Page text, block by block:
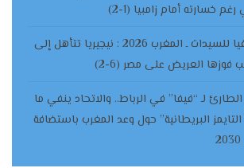
خسارته أمام زامبيا (1-2)
كأس أمم إفريقيا للسيدات ـ المغرب 2026 : نيجيريا تتأهل إلى
فوزها العريض على مصر (6-2)
الطارئ لـ “فيفا” في الرباط.. والاتحاد ينفي ما
البريطانية” حول وعد المغرب باستضافة